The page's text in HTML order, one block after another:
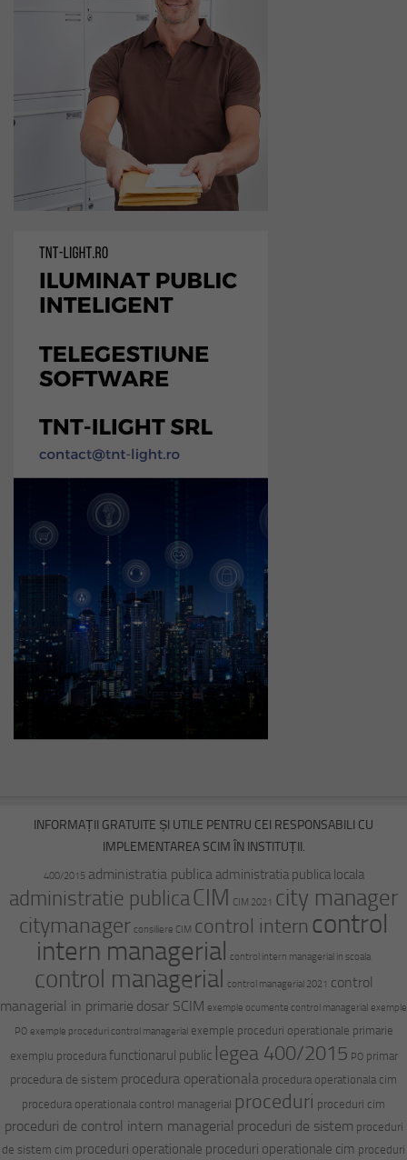
INFORMAȚII GRATUITE ȘI UTILE PENTRU CEI RESPONSABILI CU
IMPLEMENTAREA SCIM ÎN INSTITUȚII.
400/2015 administratia publica administratia publica locala
administratie publicaCIM CIM 2021 city manager
citymanager consiliere CIM control intern control
intern managerial control intern managerial in scoala
control managerial control managerial 2021 control
managerial in primarie dosar SCIM exemple ocumente control managerial exemple
PO exemple proceduri control managerial exemple proceduri operationale primarie
exemplu procedura functionarul public legea 400/2015 PO primar
procedura de sistem procedura operationala procedura operationala cim
procedura operationala control managerial proceduri proceduri cim
proceduri de control intern managerial proceduri de sistem proceduri
de sistem cim proceduri operationale proceduri operationale cim proceduri